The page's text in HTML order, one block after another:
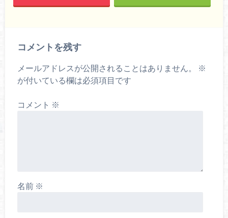
コメントを残す
メールアドレスが公開されることはありません。
※
が付いている欄は必須項目です
コメント ※
名前 ※